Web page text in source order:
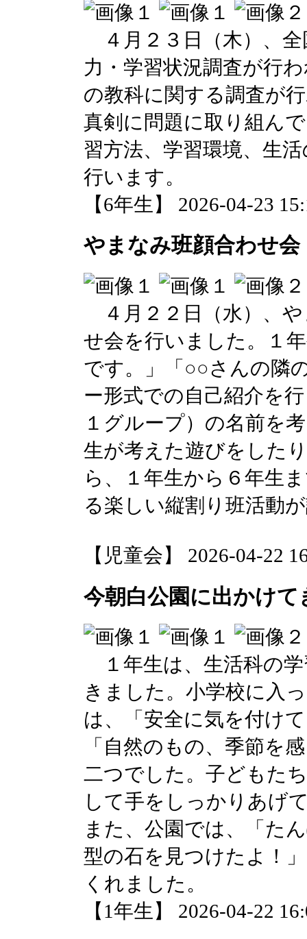
４月２３日（木）、全
力・学習状況調査が行
の教科に関する調査が
真剣に問題に取り組ん
習方法、学習環境、生
行います。
【6年生】 2026-04-23
やまなみ班顔合わせ会
４月２２日（水）、
せ会を行いました。１
です。」「○○さんの隣
ー形式での自己紹介を
１グループ）の名前を
生が考えた遊びをした
ら、１年生から６年生
る楽しい縦割り班活動
【児童会】 2026-04-22
今朝白公園に出かけ
１年生は、生活科の
きました。小学校に入
は、「安全に気を付け
「自然のもの、季節を
二つでした。子どもた
して手をしっかりあげ
また、公園では、「た
型の石を見つけたよ！
くれました。
【1年生】 2026-04-22